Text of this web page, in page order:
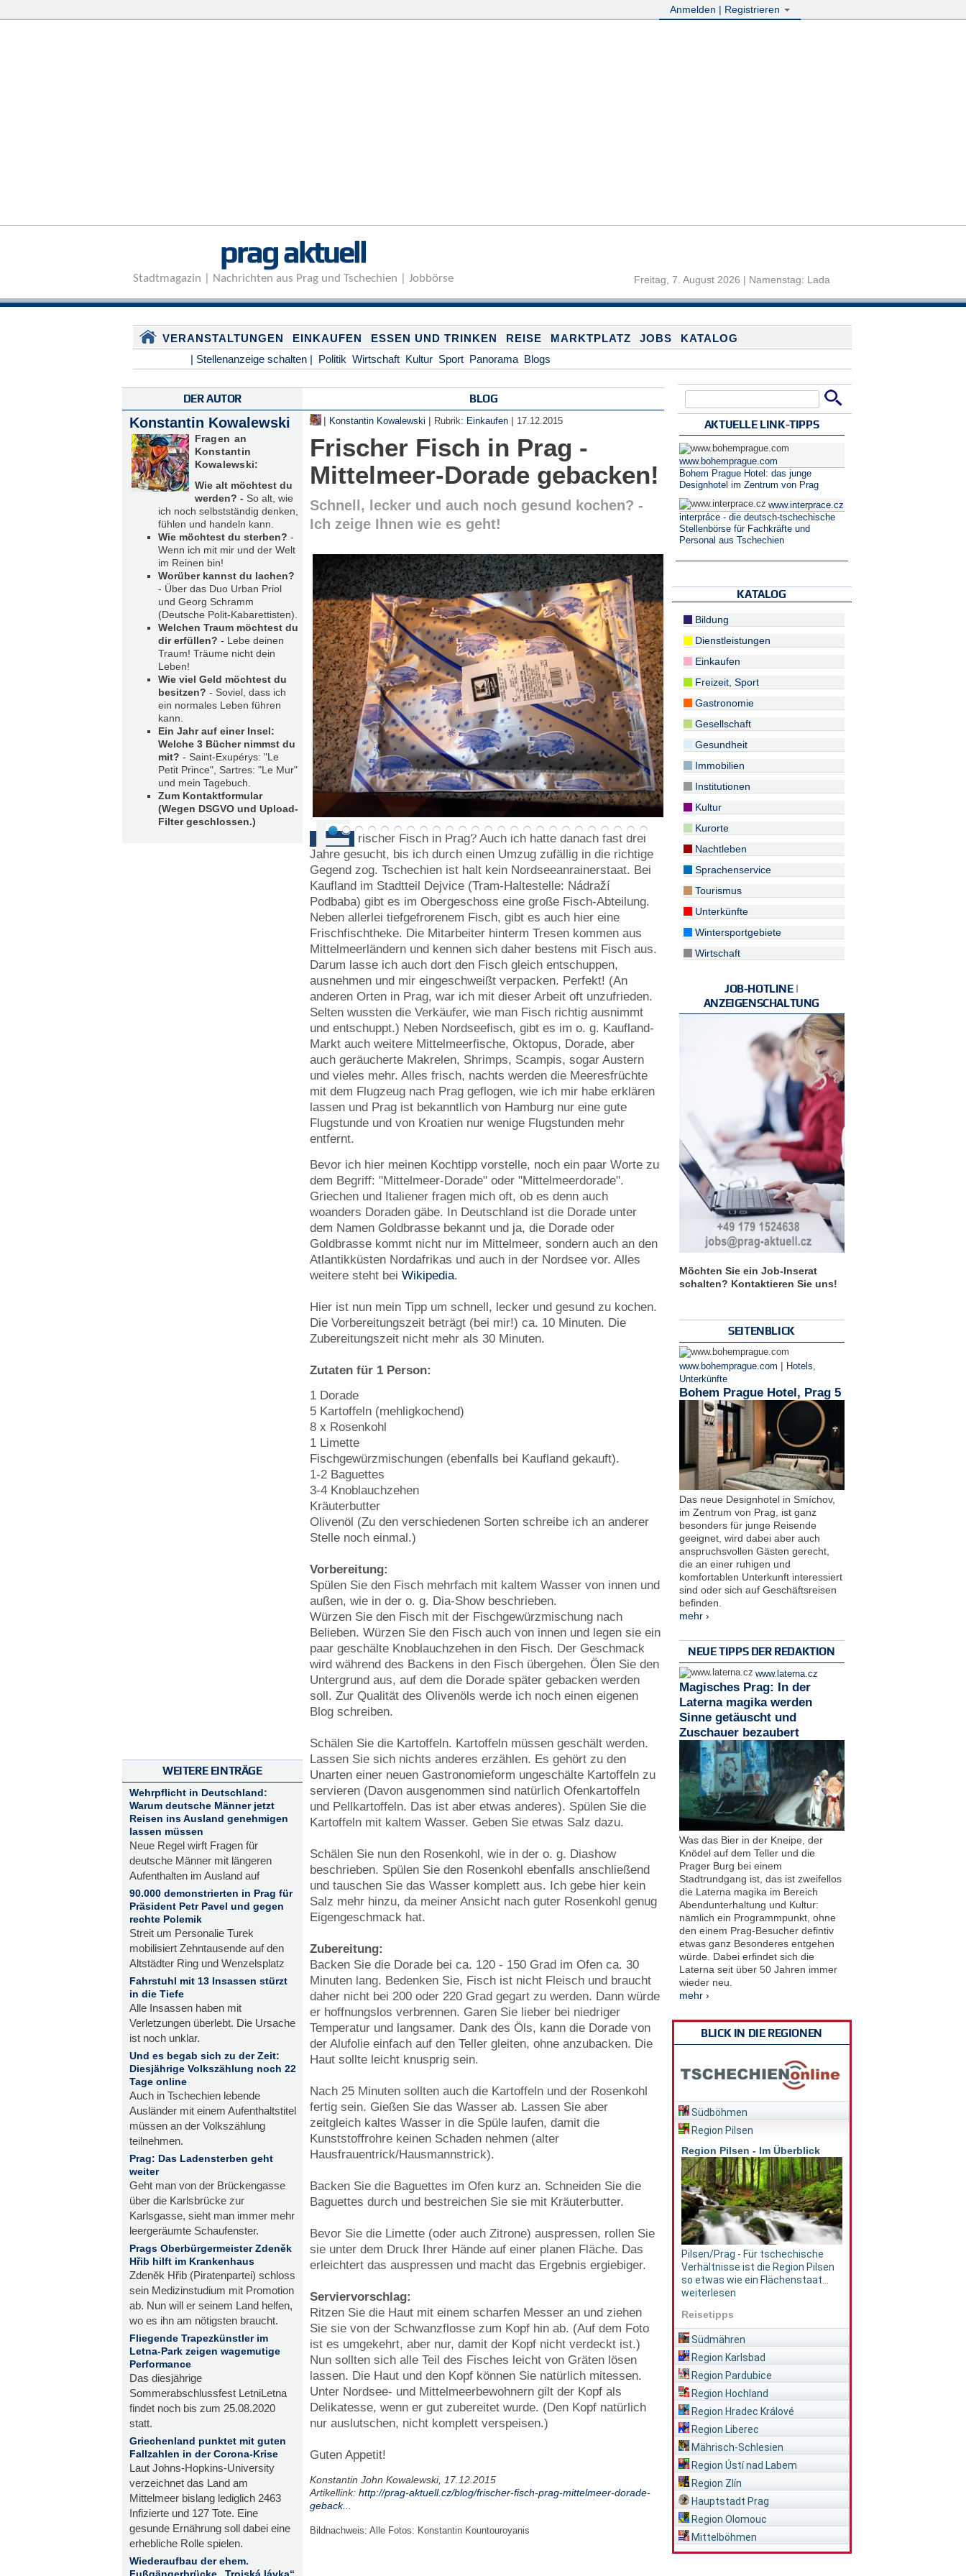
Anmelden | Registrieren
prag aktuell
Stadtmagazin | Nachrichten aus Prag und Tschechien | Jobbörse Freitag, 7. August 2026 | Namenstag: Lada
VERANSTALTUNGEN EINKAUFEN ESSEN UND TRINKEN REISE MARKTPLATZ JOBS
KATALOG
| Stellenanzeige schalten | Politik Wirtschaft Kultur Sport Panorama Blogs
DER AUTOR
Konstantin Kowalewski
Fragen an
Konstantin
Kowalewski:
Wie alt möchtest du
werden? - So alt, wie
ich noch selbstständig denken,
fühlen und handeln kann.
Wie möchtest du sterben? -
Wenn ich mit mir und der Welt
im Reinen bin!
Worüber kannst du lachen?
- Über das Duo Urban Priol
und Georg Schramm
(Deutsche Polit-Kabarettisten).
Welchen Traum möchtest du
dir erfüllen? - Lebe deinen
Traum! Träume nicht dein
Leben!
Wie viel Geld möchtest du
besitzen? - Soviel, dass ich
ein normales Leben führen
kann.
Ein Jahr auf einer Insel:
Welche 3 Bücher nimmst du
mit? - Saint-Exupérys: "Le
Petit Prince", Sartres: "Le Mur"
und mein Tagebuch.
Zum Kontaktformular
(Wegen DSGVO und Upload-
Filter geschlossen.)
WEITERE EINTRÄGE
Wehrpflicht in Deutschland:
Warum deutsche Männer jetzt
Reisen ins Ausland genehmigen
lassen müssen
Neue Regel wirft Fragen für
deutsche Männer mit längeren
Aufenthalten im Ausland auf
90.000 demonstrierten in Prag für
Präsident Petr Pavel und gegen
rechte Polemik
Streit um Personalie Turek
mobilisiert Zehntausende auf den
Altstädter Ring und Wenzelsplatz
Fahrstuhl mit 13 Insassen stürzt
in die Tiefe
Alle Insassen haben mit
Verletzungen überlebt. Die Ursache
ist noch unklar.
Und es begab sich zu der Zeit:
Diesjährige Volkszählung noch 22
Tage online
Auch in Tschechien lebende
Ausländer mit einem Aufenthaltstitel
müssen an der Volkszählung
teilnehmen.
Prag: Das Ladensterben geht
weiter
Geht man von der Brückengasse
über die Karlsbrücke zur
Karlsgasse, sieht man immer mehr
leergeräumte Schaufenster.
Prags Oberbürgermeister Zdeněk
Hřib hilft im Krankenhaus
Zdeněk Hřib (Piratenpartei) schloss
sein Medizinstudium mit Promotion
ab. Nun will er seinem Land helfen,
wo es ihn am nötigsten braucht.
Fliegende Trapezkünstler im
Letna-Park zeigen wagemutige
Performance
Das diesjährige
Sommerabschlussfest LetniLetna
findet noch bis zum 25.08.2020
statt.
Griechenland punktet mit guten
Fallzahlen in der Corona-Krise
Laut Johns-Hopkins-University
verzeichnet das Land am
Mittelmeer bislang lediglich 2463
Infizierte und 127 Tote. Eine
gesunde Ernährung soll dabei eine
erhebliche Rolle spielen.
Wiederaufbau der ehem.
BLOG
| Konstantin Kowalewski | Rubrik: Einkaufen | 17.12.2015
Frischer Fisch in Prag -
Mittelmeer-Dorade gebacken!
Schnell, lecker und auch noch gesund kochen? -
Ich zeige Ihnen wie es geht!
F rischer Fisch in Prag? Auch ich hatte danach fast drei
Jahre gesucht, bis ich durch einen Umzug zufällig in die richtige
Gegend zog. Tschechien ist halt kein Nordseeanrainerstaat. Bei
Kaufland im Stadtteil Dejvice (Tram-Haltestelle: Nádraží
Podbaba) gibt es im Obergeschoss eine große Fisch-Abteilung.
Neben allerlei tiefgefrorenem Fisch, gibt es auch hier eine
Frischfischtheke. Die Mitarbeiter hinterm Tresen kommen aus
Mittelmeerländern und kennen sich daher bestens mit Fisch aus.
Darum lasse ich auch dort den Fisch gleich entschuppen,
ausnehmen und mir eingeschweißt verpacken. Perfekt! (An
anderen Orten in Prag, war ich mit dieser Arbeit oft unzufrieden.
Selten wussten die Verkäufer, wie man Fisch richtig ausnimmt
und entschuppt.) Neben Nordseefisch, gibt es im o. g. Kaufland-
Markt auch weitere Mittelmeerfische, Oktopus, Dorade, aber
auch geräucherte Makrelen, Shrimps, Scampis, sogar Austern
und vieles mehr. Alles frisch, nachts werden die Meeresfrüchte
mit dem Flugzeug nach Prag geflogen, wie ich mir habe erklären
lassen und Prag ist bekanntlich von Hamburg nur eine gute
Flugstunde und von Kroatien nur wenige Flugstunden mehr
entfernt.
Bevor ich hier meinen Kochtipp vorstelle, noch ein paar Worte zu
dem Begriff: "Mittelmeer-Dorade" oder "Mittelmeerdorade".
Griechen und Italiener fragen mich oft, ob es denn auch
woanders Doraden gäbe. In Deutschland ist die Dorade unter
dem Namen Goldbrasse bekannt und ja, die Dorade oder
Goldbrasse kommt nicht nur im Mittelmeer, sondern auch an den
Atlantikküsten Nordafrikas und auch in der Nordsee vor. Alles
weitere steht beiWikipedia.
Hier ist nun mein Tipp um schnell, lecker und gesund zu kochen.
Die Vorbereitungszeit beträgt (bei mir!) ca. 10 Minuten. Die
Zubereitungszeit nicht mehr als 30 Minuten.
Zutaten für 1 Person:
1 Dorade
5 Kartoffeln (mehligkochend)
8 x Rosenkohl
1 Limette
Fischgewürzmischungen (ebenfalls bei Kaufland gekauft).
1-2 Baguettes
3-4 Knoblauchzehen
Kräuterbutter
Olivenöl (Zu den verschiedenen Sorten schreibe ich an anderer
Stelle noch einmal.)
Vorbereitung:
Spülen Sie den Fisch mehrfach mit kaltem Wasser von innen und
außen, wie in der o. g. Dia-Show beschrieben.
Würzen Sie den Fisch mit der Fischgewürzmischung nach
Belieben. Würzen Sie den Fisch auch von innen und legen sie ein
paar geschälte Knoblauchzehen in den Fisch. Der Geschmack
wird während des Backens in den Fisch übergehen. Ölen Sie den
Untergrund aus, auf dem die Dorade später gebacken werden
soll. Zur Qualität des Olivenöls werde ich noch einen eigenen
Blog schreiben.
Schälen Sie die Kartoffeln. Kartoffeln müssen geschält werden.
Lassen Sie sich nichts anderes erzählen. Es gehört zu den
Unarten einer neuen Gastronomieform ungeschälte Kartoffeln zu
servieren (Davon ausgenommen sind natürlich Ofenkartoffeln
und Pellkartoffeln. Das ist aber etwas anderes). Spülen Sie die
Kartoffeln mit kaltem Wasser. Geben Sie etwas Salz dazu.
Schälen Sie nun den Rosenkohl, wie in der o. g. Diashow
beschrieben. Spülen Sie den Rosenkohl ebenfalls anschließend
und tauschen Sie das Wasser komplett aus. Ich gebe hier kein
Salz mehr hinzu, da meiner Ansicht nach guter Rosenkohl genug
Eigengeschmack hat.
Zubereitung:
Backen Sie die Dorade bei ca. 120 - 150 Grad im Ofen ca. 30
Minuten lang. Bedenken Sie, Fisch ist nicht Fleisch und braucht
daher nicht bei 200 oder 220 Grad gegart zu werden. Dann würde
er hoffnungslos verbrennen. Garen Sie lieber bei niedriger
Temperatur und langsamer. Dank des Öls, kann die Dorade von
der Alufolie einfach auf den Teller gleiten, ohne anzubacken. Die
Haut sollte leicht knusprig sein.
Nach 25 Minuten sollten auch die Kartoffeln und der Rosenkohl
fertig sein. Gießen Sie das Wasser ab. Lassen Sie aber
zeitgleich kaltes Wasser in die Spüle laufen, damit die
Kunststoffrohre keinen Schaden nehmen (alter
Hausfrauentrick/Hausmannstrick).
Backen Sie die Baguettes im Ofen kurz an. Schneiden Sie die
Baguettes durch und bestreichen Sie sie mit Kräuterbutter.
Bevor Sie die Limette (oder auch Zitrone) auspressen, rollen Sie
sie unter dem Druck Ihrer Hände auf einer planen Fläche. Das
erleichtert das auspressen und macht das Ergebnis ergiebiger.
Serviervorschlag:
Ritzen Sie die Haut mit einem scharfen Messer an und ziehen
Sie sie von der Schwanzflosse zum Kopf hin ab. (Auf dem Foto
ist es umgekehrt, aber nur, damit der Kopf nicht verdeckt ist.)
Nun sollten sich alle Teil des Fisches leicht von Gräten lösen
lassen. Die Haut und den Kopf können Sie natürlich mitessen.
Unter Nordsee- und Mittelmeerbewohnern gilt der Kopf als
Delikatesse, wenn er gut zubereitet wurde. (Den Kopf natürlich
nur auslutschen, nicht komplett verspeisen.)
Guten Appetit!
Konstantin John Kowalewski, 17.12.2015
Artikellink:http://prag-aktuell.cz/blog/frischer-fisch-prag-mittelmeer-dorade-
geback...
Bildnachweis: Alle Fotos: Konstantin Kountouroyanis
AKTUELLE LINK-TIPPS
www.bohemprague.com
Bohem Prague Hotel: das junge
Designhotel im Zentrum von Prag
www.interprace.cz
interpráce - die deutsch-tschechische
Stellenbörse für Fachkräfte und
Personal aus Tschechien
KATALOG
Bildung
Dienstleistungen
Einkaufen
Freizeit, Sport
Gastronomie
Gesellschaft
Gesundheit
Immobilien
Institutionen
Kultur
Kurorte
Nachtleben
Sprachenservice
Tourismus
Unterkünfte
Wintersportgebiete
Wirtschaft
JOB-HOTLINE |
ANZEIGENSCHALTUNG
Möchten Sie ein Job-Inserat
schalten? Kontaktieren Sie uns!
SEITENBLICK
www.bohemprague.com | Hotels
Unterkünfte
Bohem Prague Hotel, Prag 5
Das neue Designhotel in Smíchov,
im Zentrum von Prag, ist ganz
besonders für junge Reisende
geeignet, wird dabei aber auch
anspruchsvollen Gästen gerecht,
die an einer ruhigen und
komfortablen Unterkunft interessiert
sind oder sich auf Geschäftsreisen
befinden.
mehr ›
NEUE TIPPS DER REDAKTION
www.laterna.cz
Magisches Prag: In der
Laterna magika werden
Sinne getäuscht und
Zuschauer bezaubert
Was das Bier in der Kneipe, der
Knödel auf dem Teller und die
Prager Burg bei einem
Stadtrundgang ist, das ist zweifellos
die Laterna magika im Bereich
Abendunterhaltung und Kultur:
nämlich ein Programmpunkt, ohne
den einem Prag-Besucher defintiv
etwas ganz Besonderes entgehen
würde. Dabei erfindet sich die
Laterna seit über 50 Jahren immer
wieder neu.
mehr ›
BLICK IN DIE REGIONEN
Südböhmen
Region Pilsen
Region Pilsen - Im Überblick
Pilsen/Prag - Für tschechische
Verhältnisse ist die Region Pilsen
so etwas wie ein Flächenstaat...
weiterlesen
Reisetipps
Südmähren
Region Karlsbad
Region Pardubice
Region Hochland
Region Hradec Králové
Region Liberec
Mährisch-Schlesien
Region Ústí nad Labem
Region Zlín
Hauptstadt Prag
Region Olomouc
Mittelböhmen